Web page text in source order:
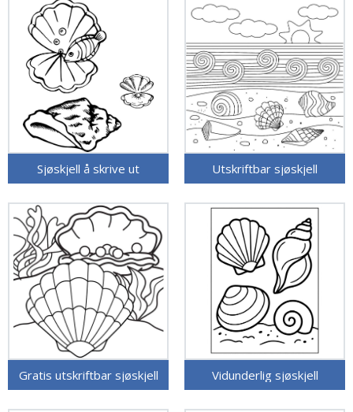
Sjøskjell å skrive ut Utskriftbar sjøskjell
Gratis utskriftbar sjøskjell Vidunderlig sjøskjell